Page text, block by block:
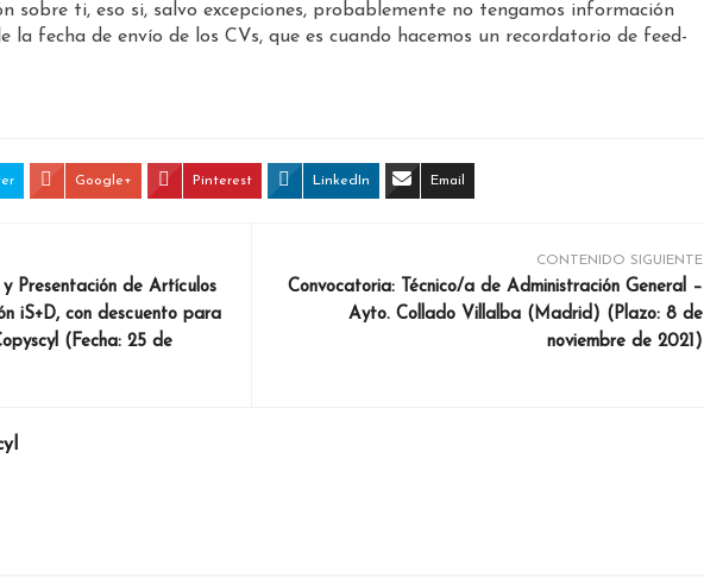
sobre ti, eso si, salvo excepciones, probablemente no tengamos información
la fecha de envío de los CVs, que es cuando hacemos un recordatorio de feed-
Google+ Pinterest LinkedIn Email
Presentación de Artículos
iS+D, con descuento para
(Fecha: 25 de
CONTENIDO SIGUIENTE
Convocatoria: Técnico/a de Administración General –
Ayto. Collado Villalba (Madrid) (Plazo: 8 de
noviembre de 2021)